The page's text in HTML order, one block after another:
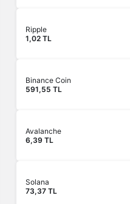
Ripple
1,02 TL
Binance Coin
591,55 TL
Avalanche
6,39 TL
Solana
73,37 TL